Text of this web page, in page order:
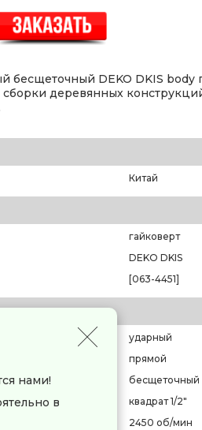
бесщеточный DEKO DKIS
сборки деревянных
Китай
гайковерт
DEKO DKIS
[063-4451]
ударный
прямой
бесщеточный
квадрат 1/2"
2450 об/мин
нами!
в